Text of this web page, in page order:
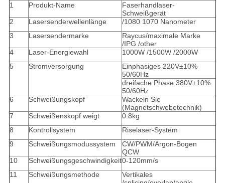
1
Produkt-Name
Faserhandlaser-
Schweißgerät
2
Lasersenderwellenlänge
/1080 1070 Nanometer
3
Lasersendermarke
Raycus/maximale Marke
/IPG /other
4
Laser-Energiewahl
1000W /1500W /2000W
5
Stromversorgung
Einphasiges 220V±10%
50/60Hz
dreifache Phase 380V±10%
50/60Hz
6
Schweißungskopf
Wackeln Sie
(Magnetschwebetechnik)
7
Schweißenskopf weigt
0.8kg
8
Kontrollsystem
Riselaser-System
9
Schweißungsmodussystem
CW/PWM/Argon-Bogen
QCW
10
Schweißungsgeschwindigkeit0-120mm/s
11
Schweißungsmethode
Vertikales